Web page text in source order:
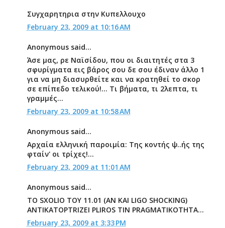
Συγχαρητηρια στην Κυπελλουχο
February 23, 2009 at 10:16 AM
Anonymous said...
Άσε μας, ρε Ναϊσίδου, που οι διαιτητές στα 3
σφυρίγματα εις βάρος σου δε σου έδιναν άλλο 1
για να μη διασυρθείτε και να κρατηθεί το σκορ
σε επίπεδο τελικού!... Τι βήματα, τι 2λεπτα, τι
γραμμές...
February 23, 2009 at 10:58 AM
Anonymous said...
Αρχαία ελληνική παροιμία: Της κοντής ψ..ής της
φταίν' οι τρίχες!...
February 23, 2009 at 11:01 AM
Anonymous said...
TO SXOLIO TOY 11.01 (AN KAI LIGO SHOCKING)
ANTIKATOPTRIZEI PLIROS TIN PRAGMATIKOTHTA...
February 23, 2009 at 3:33 PM